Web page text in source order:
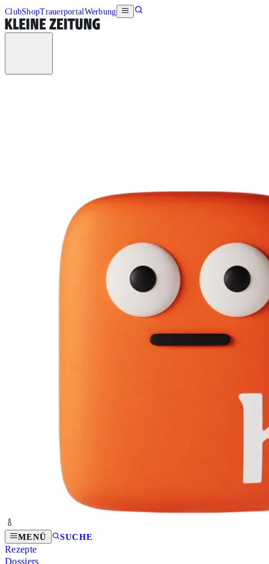
ClubShopTrauerportalWerbung
MENÜ SUCHE
Rezepte
Dossiers